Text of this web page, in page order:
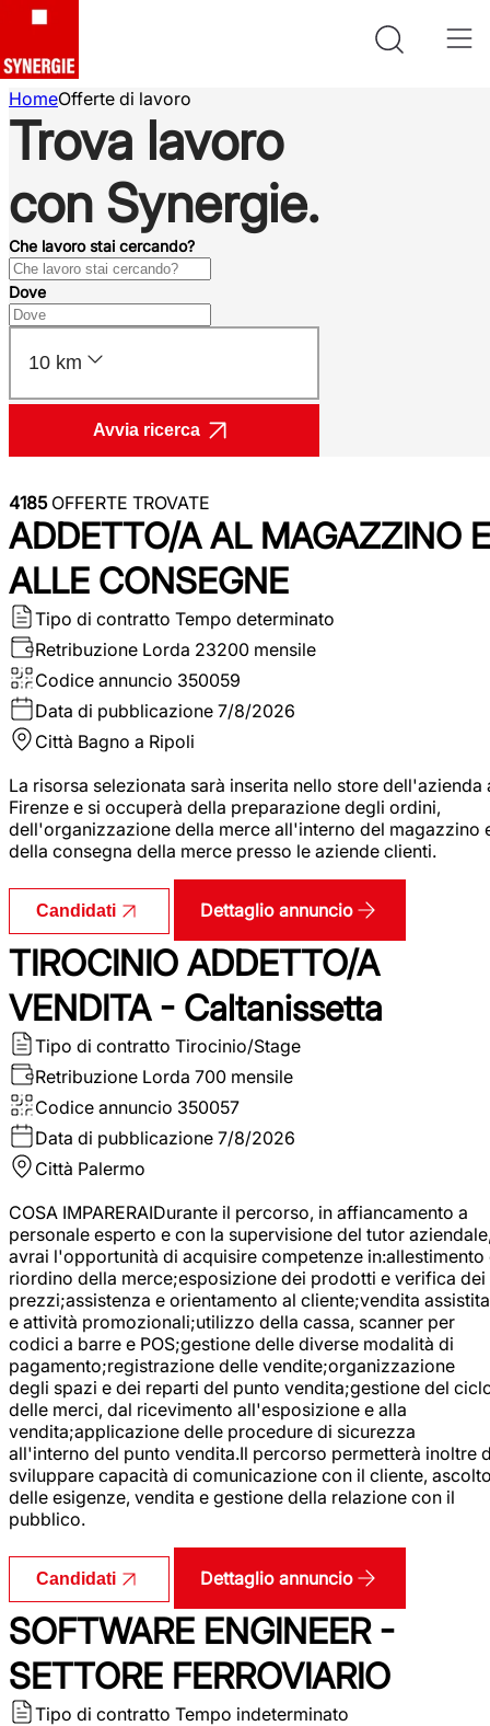
HomeOfferte di lavoro
Trova lavoro
con Synergie.
Che lavoro stai cercando?
Dove
10 km
Avvia ricerca
4185OFFERTE TROVATE
ADDETTO/A AL MAGAZZINO E
ALLE CONSEGNE
Tipo di contratto Tempo determinato
Retribuzione Lorda 23200 mensile
Codice annuncio 350059
Data di pubblicazione 7/8/2026
Città Bagno a Ripoli
La risorsa selezionata sarà inserita nello store dell'azienda
Firenze e si occuperà della preparazione degli ordini,
dell'organizzazione della merce all'interno del magazzino
della consegna della merce presso le aziende clienti.
Candidati Dettaglio annuncio
TIROCINIO ADDETTO/A
VENDITA - Caltanissetta
Tipo di contratto Tirocinio/Stage
Retribuzione Lorda 700 mensile
Codice annuncio 350057
Data di pubblicazione 7/8/2026
Città Palermo
COSA IMPARERAIDurante il percorso, in affiancamento a
personale esperto e con la supervisione del tutor
avrai l'opportunità di acquisire competenze in:allestimento
riordino della merce;esposizione dei prodotti e verifica dei
prezzi;assistenza e orientamento al cliente;vendita assistita
e attività promozionali;utilizzo della cassa, scanner per
codici a barre e POS;gestione delle diverse modalità di
pagamento;registrazione delle vendite;organizzazione
degli spazi e dei reparti del punto vendita;gestione del
delle merci, dal ricevimento all'esposizione e alla
vendita;applicazione delle procedure di sicurezza
all'interno del punto vendita.Il percorso permetterà inoltre
sviluppare capacità di comunicazione con il cliente,
delle esigenze, vendita e gestione della relazione con il
pubblico.
Candidati Dettaglio annuncio
SOFTWARE ENGINEER -
SETTORE FERROVIARIO
Tipo di contratto Tempo indeterminato